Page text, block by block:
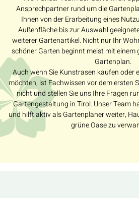
Ansprechpartner rund um die
Ihnen von der Erarbeitung eines
Außenfläche bis zur Auswahl
weiterer Gartenartikel. Nicht nur Ihr
schöner Garten beginnt meist mit
Gartenplan.
Auch wenn Sie Kunstrasen kaufen oder
möchten, ist Fachwissen vor dem ersten
nicht und stellen Sie uns Ihre Fragen
Gartengestaltung in Tirol. Unser Team
und hilft aktiv als Gartenplaner weiter,
grüne Oase zu